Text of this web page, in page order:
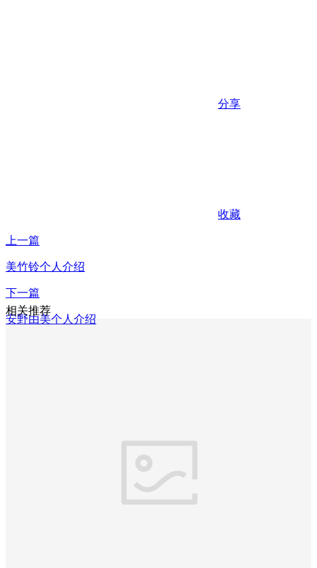
分享
收藏
上一篇
美竹铃个人介绍
下一篇
安野由美个人介绍
相关推荐